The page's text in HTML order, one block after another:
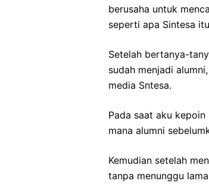
berusaha untuk
seperti apa Sintesa
Setelah bertanya-
sudah menjadi
media Sntesa.
Pada saat aku
mana alumni
Kemudian setelah
tanpa menunggu